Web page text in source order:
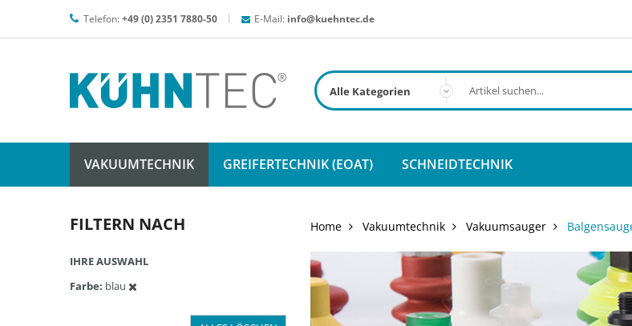
Telefon:+49 (0) 2351 7880-50 E-Mail: info@kuehntec.de
VAKUUMTECHNIK GREIFERTECHNIK (EOAT) SCHNEIDTECHNIK
FILTERN NACH
IHRE AUSWAHL
Farbe blau
Home Vakuumtechnik Vakuumsauger